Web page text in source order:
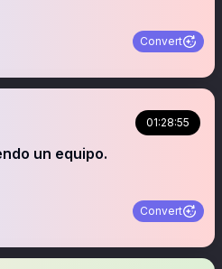
Convert
01:28:55
un equipo.
Convert